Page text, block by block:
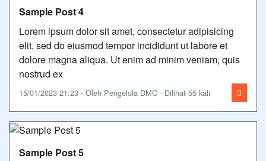
Sample Post 4
Lorem ipsum dolor sit amet, consectetur adipisicing
elit, sed do eiusmod tempor incididunt ut labore et
dolore magna aliqua. Ut enim ad minim veniam, quis
nostrud ex
15/01/2023 21:23 - Oleh Pengelola DMC - Dilihat 55 kali
Sample Post 5